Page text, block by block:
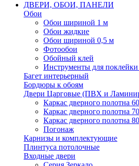
ДВЕРИ, ОБОИ, ПАНЕЛИ
Обои
Обои шириной 1 м
Обои жидкие
Обои шириной 0,5 м
Фотообои
Обойный клей
Инструменты для поклейки
Багет интерьерный
Бордюры к обоям
Двери Царговые (ПВХ и
Каркас дверного полотна
Каркас дверного полотна
Каркас дверного полотна
Погонаж
Карнизы и комплектующие
Плинтуса потолочные
Входные двери